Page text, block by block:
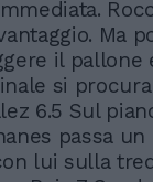
Ma
il pallone
si
6.5 Sul
passa un
lui sulla